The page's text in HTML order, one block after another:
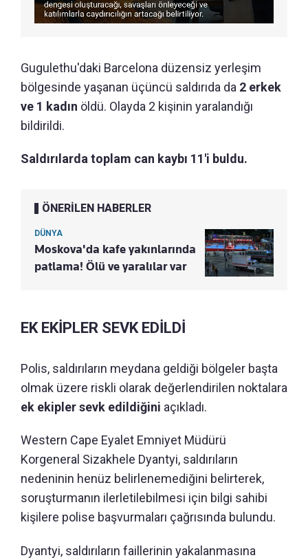
Gugulethu'daki Barcelona düzensiz yerleşim
bölgesinde yaşanan üçüncü saldırıda da 2 erkek
ve 1 kadın öldü. Olayda 2 kişinin yaralandığı
bildirildi.
Saldırılarda toplam can kaybı 11'i buldu.
ÖNERİLEN HABERLER
DÜNYA
Moskova'da kafe yakınlarında
patlama! Ölü ve yaralılar var
EK EKİPLER SEVK EDİLDİ
Polis, saldırıların meydana geldiği bölgeler başta
olmak üzere riskli olarak değerlendirilen noktalara
ek ekipler sevk edildiğini açıkladı.
Western Cape Eyalet Emniyet Müdürü
Korgeneral Sizakhele Dyantyi, saldırıların
nedeninin henüz belirlenemediğini belirterek,
soruşturmanın ilerletilebilmesi için bilgi sahibi
kişilere polise başvurmaları çağrısında bulundu.
Dyantyi, saldırıların faillerinin yakalanmasına